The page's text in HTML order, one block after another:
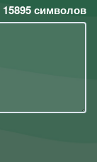
15895символов